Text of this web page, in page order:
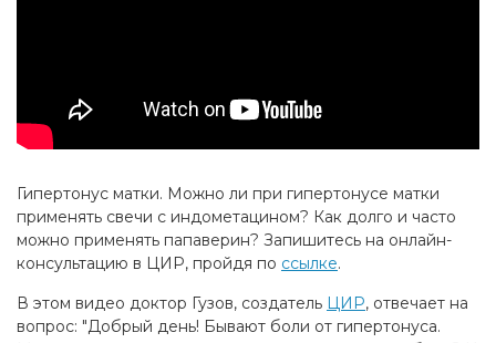
Гипертонус матки. Можно ли при гипертонусе матки
применять свечи с индометацином? Как долго и часто
можно применять папаверин? Запишитесь на онлайн-
консультацию в ЦИР, пройдя по ссылке.
В этом видео доктор Гузов, создатель ЦИР, отвечает на
вопрос: "Добрый день! Бывают боли от гипертонуса.